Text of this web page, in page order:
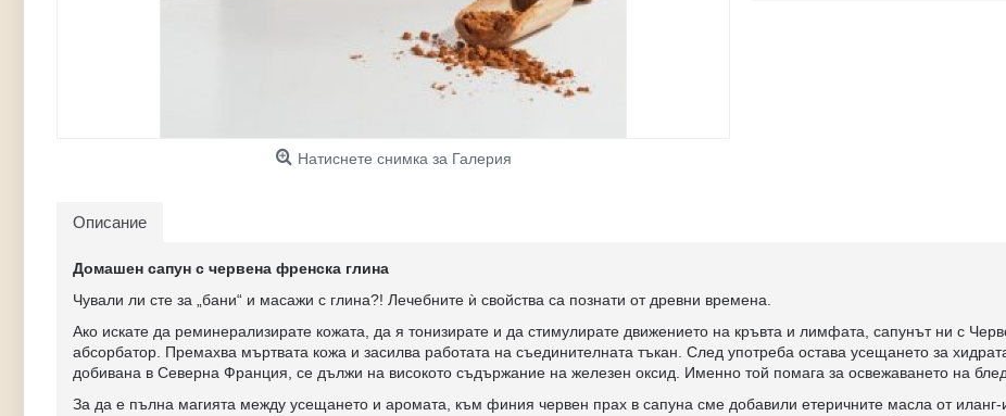
Натиснете снимка за Галерия
Описание
Домашен сапун с червена френска глина
Чували ли сте за „бани“ и масажи с глина?! Лечебните ѝ свойства са познати от древни времена.
Ако искате да реминерализирате кожата, да я тонизирате и да стимулирате движението на кръвта и лимфата, сапунът ни с
абсорбатор. Премахва мъртвата кожа и засилва работата на съединителната тъкан. След употреба остава усещането за
добивана в Северна Франция, се дължи на високото съдържание на железен оксид. Именно той помага за освежаването на
За да е пълна магията между усещането и аромата, към финия червен прах в сапуна сме добавили етеричните масла от иланг-